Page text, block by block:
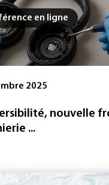
en ligne
2025
nouvelle
...